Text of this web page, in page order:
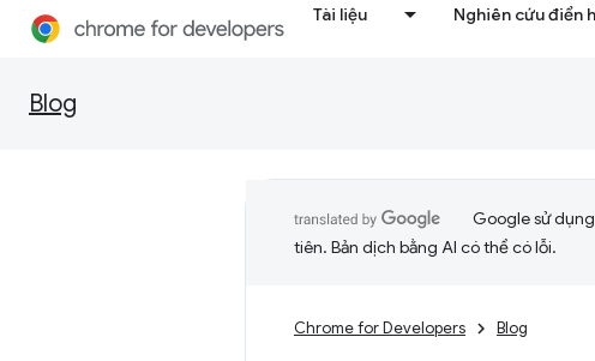
Tài liệu Nghiên cứu điển
Blog
Google sử
tiên. Bản dịch bằng AI có thể có lỗi.
Chrome for Developers Blog